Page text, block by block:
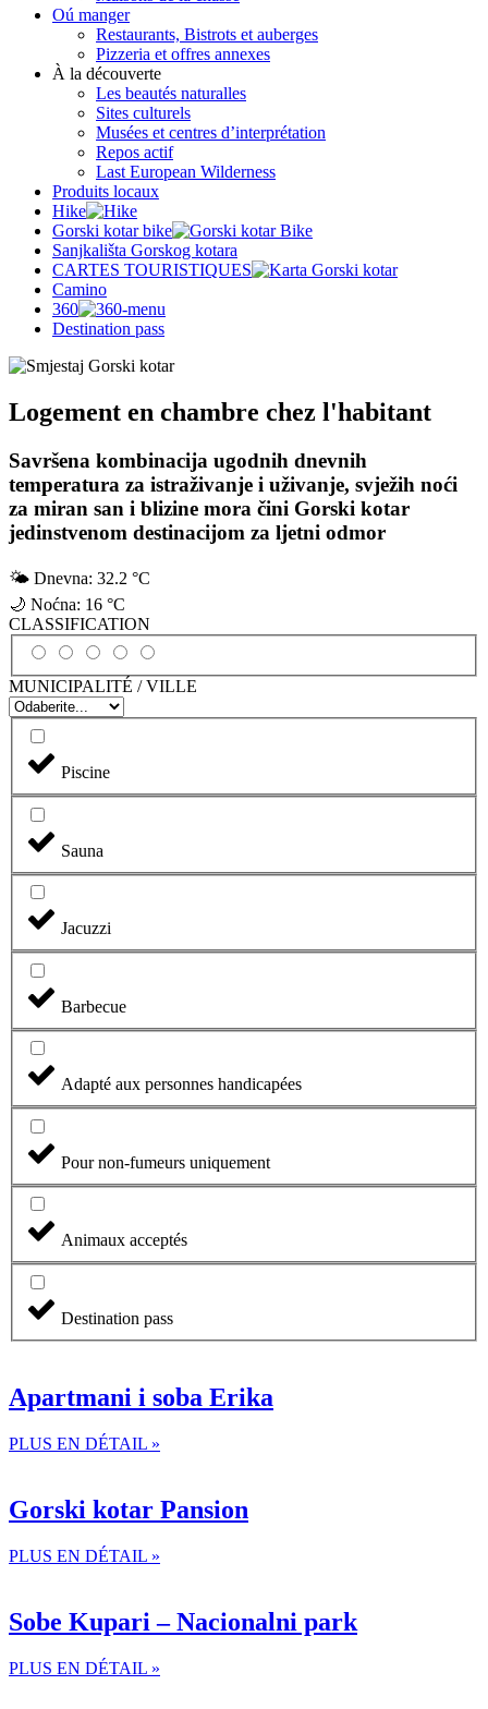
Oú manger
Restaurants, Bistrots et auberges
Pizzeria et offres annexes
À la découverte
Les beautés naturalles
Sites culturels
Musées et centres d’interprétation
Repos actif
Last European Wilderness
Produits locaux
Hike
Gorski kotar bike
Sanjkališta Gorskog kotara
CARTES TOURISTIQUES
Camino
360
Destination pass
Logement en chambre chez l'habitant
Savršena kombinacija ugodnih dnevnih
temperatura za istraživanje i uživanje, svježih noći
za miran san i blizine mora čini Gorski kotar
jedinstvenom destinacijom za ljetni odmor
🌤 Dnevna: 32.2 °C
🌙 Noćna: 16 °C
CLASSIFICATION
MUNICIPALITÉ / VILLE
Piscine
Sauna
Jacuzzi
Barbecue
Adapté aux personnes handicapées
Pour non-fumeurs uniquement
Animaux acceptés
Destination pass
Apartmani i soba Erika
PLUS EN DÉTAIL »
Gorski kotar Pansion
PLUS EN DÉTAIL »
Sobe Kupari – Nacionalni park
PLUS EN DÉTAIL »